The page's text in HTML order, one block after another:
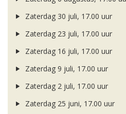
Zaterdag 30 juli, 17.00 uur
Zaterdag 23 juli, 17.00 uur
Zaterdag 16 juli, 17.00 uur
Zaterdag 9 juli, 17.00 uur
Zaterdag 2 juli, 17.00 uur
Zaterdag 25 juni, 17.00 uur